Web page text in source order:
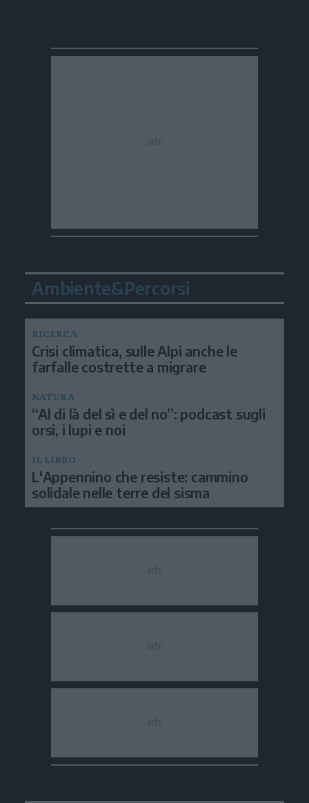
Ambiente&Percorsi
RICERCA
Crisi climatica, sulle Alpi anche le
farfalle costrette a migrare
NATURA
“Al di là del sì e del no”: podcast sugli
orsi, i lupi e noi
IL LIBRO
L'Appennino che resiste: cammino
solidale nelle terre del sisma